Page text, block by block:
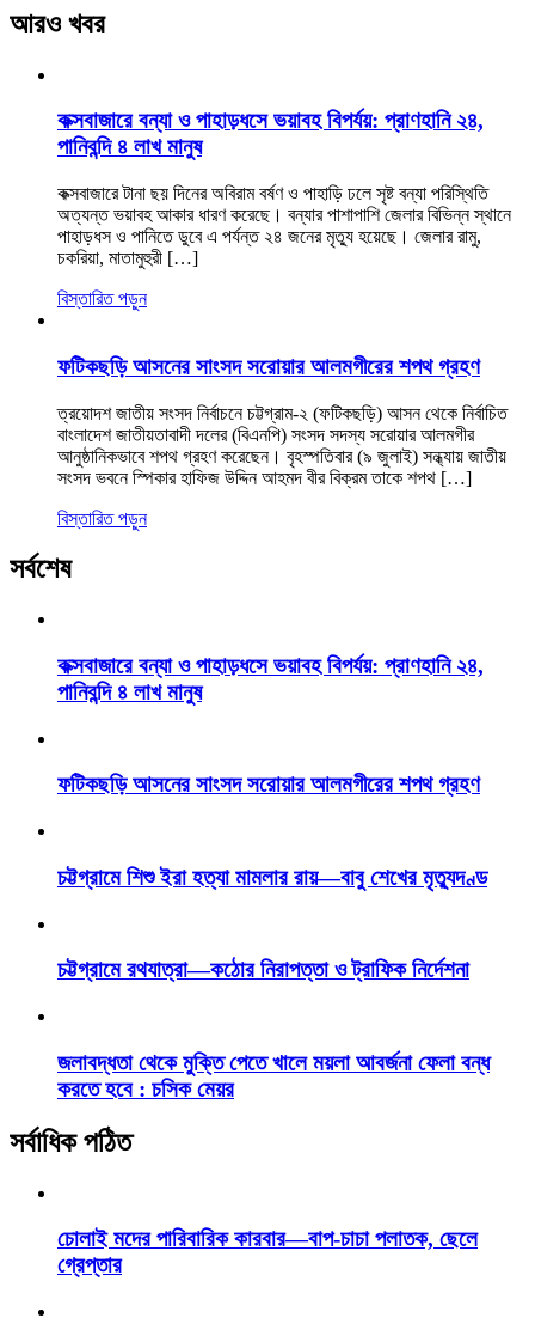
আরও খবর
কক্সবাজারে বন্যা ও পাহাড়ধসে ভয়াবহ বিপর্যয়: প্রাণহানি ২৪,
পানিবন্দি ৪ লাখ মানুষ
কক্সবাজারে টানা ছয় দিনের অবিরাম বর্ষণ ও পাহাড়ি ঢলে সৃষ্ট বন্যা পরিস্থিতি
অত্যন্ত ভয়াবহ আকার ধারণ করেছে। বন্যার পাশাপাশি জেলার বিভিন্ন স্থানে
পাহাড়ধস ও পানিতে ডুবে এ পর্যন্ত ২৪ জনের মৃত্যু হয়েছে। জেলার রামু,
চকরিয়া, মাতামুহুরী […]
বিস্তারিত পড়ুন
ফটিকছড়ি আসনের সাংসদ সরোয়ার আলমগীরের শপথ গ্রহণ
ত্রয়োদশ জাতীয় সংসদ নির্বাচনে চট্টগ্রাম-২ (ফটিকছড়ি) আসন থেকে নির্বাচিত
বাংলাদেশ জাতীয়তাবাদী দলের (বিএনপি) সংসদ সদস্য সরোয়ার আলমগীর
আনুষ্ঠানিকভাবে শপথ গ্রহণ করেছেন। বৃহস্পতিবার (৯ জুলাই) সন্ধ্যায় জাতীয়
সংসদ ভবনে স্পিকার হাফিজ উদ্দিন আহমদ বীর বিক্রম তাকে শপথ […]
বিস্তারিত পড়ুন
সর্বশেষ
কক্সবাজারে বন্যা ও পাহাড়ধসে ভয়াবহ বিপর্যয়: প্রাণহানি ২৪,
পানিবন্দি ৪ লাখ মানুষ
ফটিকছড়ি আসনের সাংসদ সরোয়ার আলমগীরের শপথ গ্রহণ
চট্টগ্রামে শিশু ইরা হত্যা মামলার রায়—বাবু শেখের মৃত্যুদণ্ড
চট্টগ্রামে রথযাত্রা—কঠোর নিরাপত্তা ও ট্রাফিক নির্দেশনা
জলাবদ্ধতা থেকে মুক্তি পেতে খালে ময়লা আবর্জনা ফেলা বন্ধ
করতে হবে : চসিক মেয়র
সর্বাধিক পঠিত
চোলাই মদের পারিবারিক কারবার—বাপ-চাচা পলাতক, ছেলে
গ্রেপ্তার